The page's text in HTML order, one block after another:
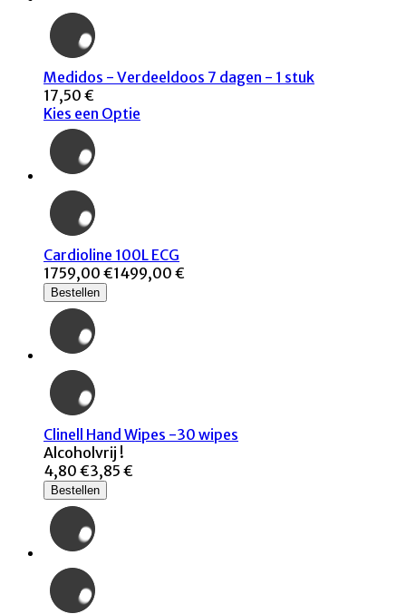
Medidos - Verdeeldoos 7 dagen - 1 stuk
17,50 €
Kies een Optie
Cardioline 100L ECG
1759,00 €1499,00 €
Bestellen
Clinell Hand Wipes -30 wipes
Alcoholvrij !
4,80 €3,85 €
Bestellen